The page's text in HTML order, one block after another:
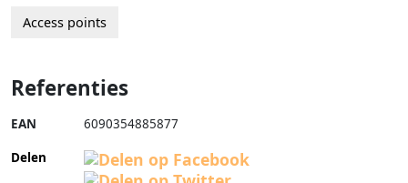
Access points
Referenties
EAN 6090354885877
Delen